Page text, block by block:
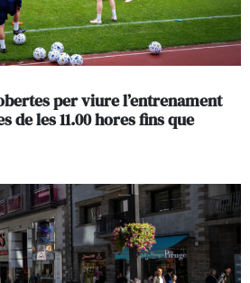
per viure l’entrenament
de les 11.00 hores fins que